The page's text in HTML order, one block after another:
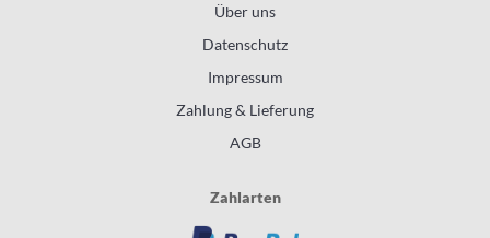
Über uns
Datenschutz
Impressum
Zahlung & Lieferung
AGB
Zahlarten